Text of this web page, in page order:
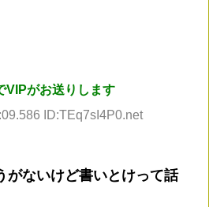
VIPがお送りします
ID:TEq7sI4P0.net
がないけど書いとけって話